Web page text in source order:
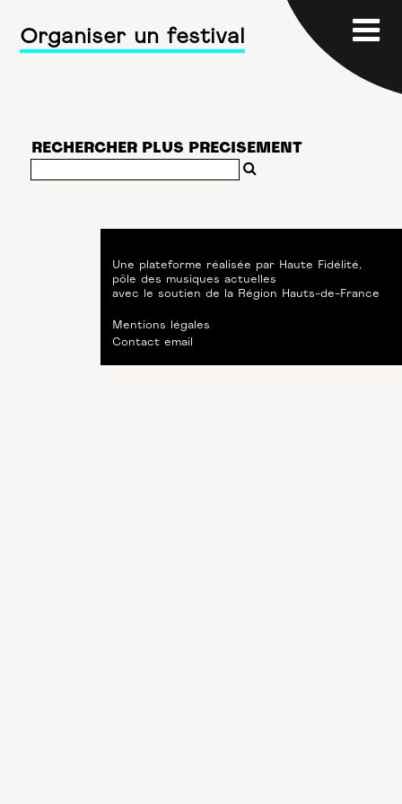
Organiser un festival
RECHERCHER PLUS PRECISEMENT
Une plateforme réalisée par Haute Fidélité,
pôle des musiques actuelles
avec le soutien de
la Région Hauts-de-France
Mentions légales
Contact email